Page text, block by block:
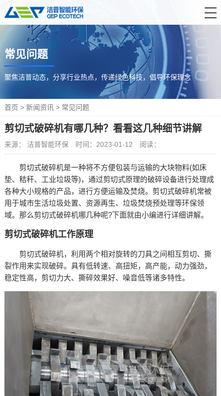
首 页
解决方案
服务支持
常见问题
聚焦洁普动态，分享行业热点，传递绿色科技，倡导环保理念
首页 > 新闻资讯 > 常见问题
剪切式破碎机有哪几种？看看这几种细节讲解
来源： 洁普智能环保 时间：2023-01-12 阅读：
剪切式破碎机是一种将不方便包装与运输的大块物料(如床
垫、秸秆、工业垃圾等)，通过剪切式原理的破碎设备进行处理成
各种大小规格的产品，进行方便运输及焚烧。剪切式破碎机常被
用于城市生活垃圾处置、资源再生、垃圾焚烧预处理等环保领
域。那么剪切式破碎机哪几种呢?下面就由小编进行详细讲解。
剪切式破碎机工作原理
剪切式破碎机，利用两个相对旋转的刀具之间相互剪切、撕
裂作用来实现破碎。具有低转速、高扭矩，高产能，动力强劲，
稳定性高，剪切力大、撕碎效果好、噪音低等诸多特性。